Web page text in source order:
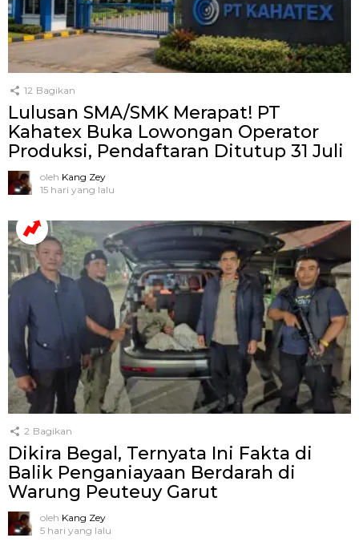
12 Bagikan
Lulusan SMA/SMK Merapat! PT
Kahatex Buka Lowongan Operator
Produksi, Pendaftaran Ditutup 31 Juli
oleh Kang Zey
15 hari yang lalu
2 Bagikan
Dikira Begal, Ternyata Ini Fakta di
Balik Penganiayaan Berdarah di
Warung Peuteuy Garut
oleh Kang Zey
5 hari yang lalu